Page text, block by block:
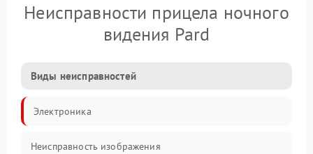
Неисправности прицела ночного
видения Pard
Виды неисправностей
Электроника
Неисправность изображения